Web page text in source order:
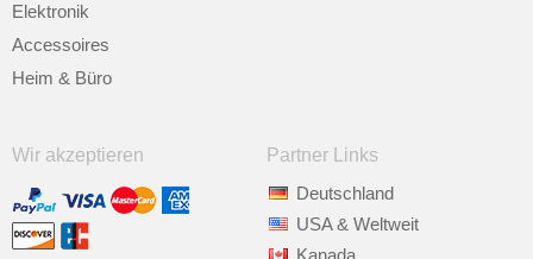
Elektronik
Accessoires
Heim & Büro
Wir akzeptieren
Partner Links
Deutschland
USA & Weltweit
Kanada